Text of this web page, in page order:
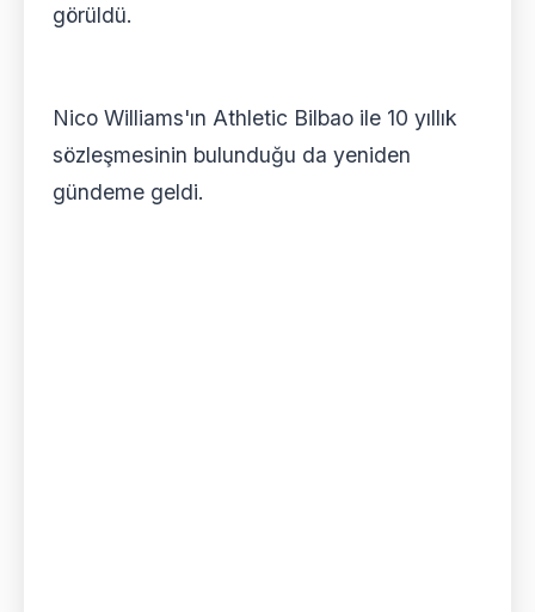
görüldü.
Nico Williams'ın Athletic Bilbao ile 10 yıllık
sözleşmesinin bulunduğu da yeniden
gündeme geldi.